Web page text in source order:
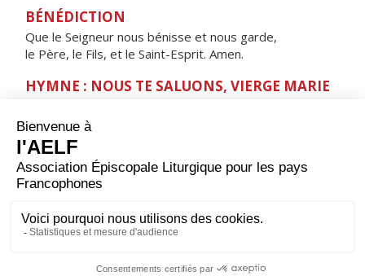
BÉNÉDICTION
Que le Seigneur nous bénisse et nous garde,
le Père, le Fils, et le Saint-Esprit. Amen.
HYMNE : NOUS TE SALUONS, VIERGE MARIE
servante du Seigneur.
Ta foi nous a donné
l'Enfant de la promesse,
la source de la vie.
Ève nouvelle,
Jésus Christ, notre frère,